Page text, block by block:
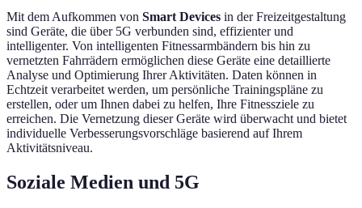
Mit dem Aufkommen von Smart Devices in der Freizeitgestaltung
sind Geräte, die über 5G verbunden sind, effizienter und
intelligenter. Von intelligenten Fitnessarmbändern bis hin zu
vernetzten Fahrrädern ermöglichen diese Geräte eine detaillierte
Analyse und Optimierung Ihrer Aktivitäten. Daten können in
Echtzeit verarbeitet werden, um persönliche Trainingspläne zu
erstellen, oder um Ihnen dabei zu helfen, Ihre Fitnessziele zu
erreichen. Die Vernetzung dieser Geräte wird überwacht und bietet
individuelle Verbesserungsvorschläge basierend auf Ihrem
Aktivitätsniveau.
Soziale Medien und 5G